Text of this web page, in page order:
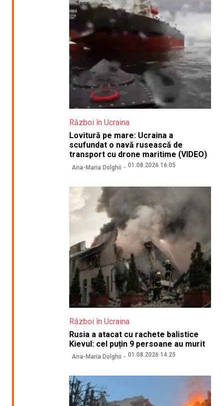
Război în Ucraina
Lovitură pe mare: Ucraina a
scufundat o navă rusească de
transport cu drone maritime (VIDEO)
Ana-Maria Dolghii 01.08.2026 16:05
Război în Ucraina
Rusia a atacat cu rachete balistice
Kievul: cel puțin 9 persoane au murit
Ana-Maria Dolghii 01.08.2026 14:25